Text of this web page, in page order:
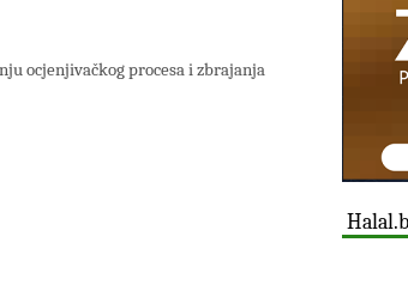
ocjenjivačkog procesa i zbrajanja